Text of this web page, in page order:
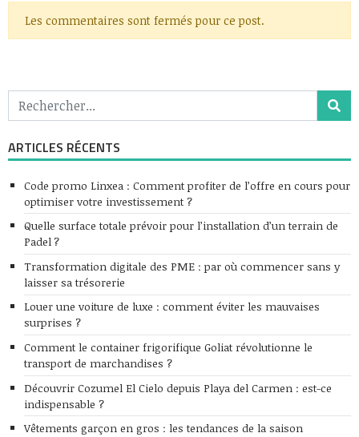
Les commentaires sont fermés pour ce post.
ARTICLES RÉCENTS
Code promo Linxea : Comment profiter de l’offre en cours pour
optimiser votre investissement ?
Quelle surface totale prévoir pour l’installation d’un terrain de
Padel ?
Transformation digitale des PME : par où commencer sans y
laisser sa trésorerie
Louer une voiture de luxe : comment éviter les mauvaises
surprises ?
Comment le container frigorifique Goliat révolutionne le
transport de marchandises ?
Découvrir Cozumel El Cielo depuis Playa del Carmen : est-ce
indispensable ?
Vêtements garçon en gros : les tendances de la saison